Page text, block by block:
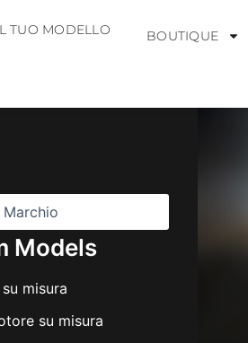
TUO MODELLO BOUTIQUE
Models
misura
su misura